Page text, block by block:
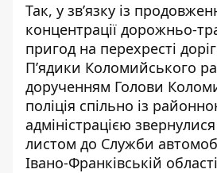
Так, у звʼязку із
концентрації дорожньо-
пригод на перехресті
Пʼядики Коломийського
дорученням Голови
поліція спільно із
адміністрацією
листом до Служби
Івано-Франківській